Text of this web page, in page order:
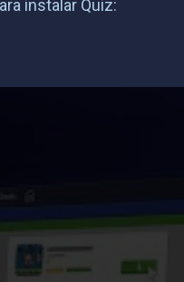
instalar Quiz: